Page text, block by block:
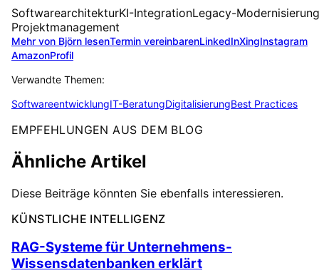
SoftwarearchitekturKI-IntegrationLegacy-Modernisierung
Projektmanagement
Mehr von Björn lesenTermin vereinbarenLinkedInXingInstagram
AmazonProfil
Verwandte Themen:
SoftwareentwicklungIT-BeratungDigitalisierungBest Practices
EMPFEHLUNGEN AUS DEM BLOG
Ähnliche Artikel
Diese Beiträge könnten Sie ebenfalls interessieren.
KÜNSTLICHE INTELLIGENZ
RAG-Systeme für Unternehmens-
Wissensdatenbanken erklärt